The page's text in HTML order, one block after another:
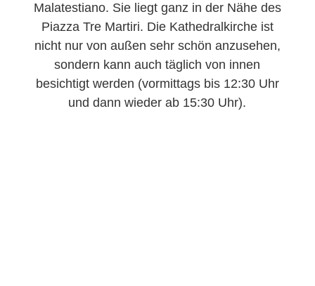
Malatestiano. Sie liegt ganz in der Nähe des
Piazza Tre Martiri. Die Kathedralkirche ist
nicht nur von außen sehr schön anzusehen,
sondern kann auch täglich von innen
besichtigt werden (vormittags bis 12:30 Uhr
und dann wieder ab 15:30 Uhr).